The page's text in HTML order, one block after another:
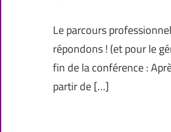
Le parcours
répondons ! (et pour le
fin de la conférence :
partir de […]